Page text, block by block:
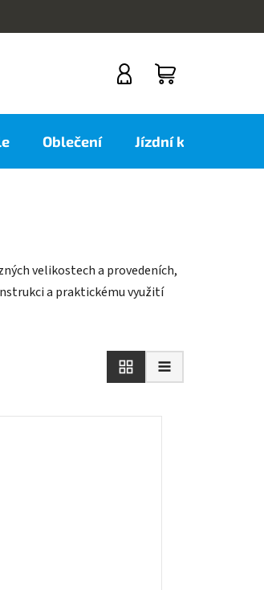
KOŠÍK
Oblečení Jízdní kola
velikostech a provedeních,
a praktickému využití